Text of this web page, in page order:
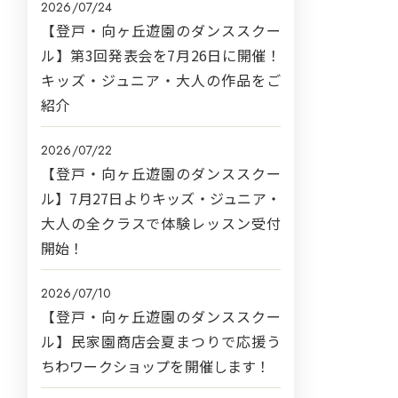
2026/07/24
【登戸・向ヶ丘遊園のダンススクー
ル】第3回発表会を7月26日に開催！
キッズ・ジュニア・大人の作品をご
紹介
2026/07/22
【登戸・向ヶ丘遊園のダンススクー
ル】7月27日よりキッズ・ジュニア・
大人の全クラスで体験レッスン受付
開始！
2026/07/10
【登戸・向ヶ丘遊園のダンススクー
ル】民家園商店会夏まつりで応援う
ちわワークショップを開催します！